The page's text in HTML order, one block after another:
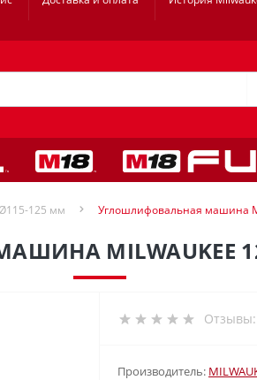
125 мм Углошлифовальная машина
MILWAUKEE
Отзывы:
Производитель: